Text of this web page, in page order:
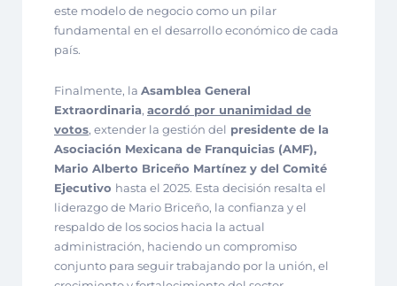
este modelo de negocio como un pilar
fundamental en el desarrollo económico de cada
país.
Finalmente, la Asamblea General
Extraordinaria, acordó por unanimidad de
votos, extender la gestión del presidente de la
Asociación Mexicana de Franquicias (AMF),
Mario Alberto Briceño Martínez y del Comité
Ejecutivo hasta el 2025. Esta decisión resalta el
liderazgo de Mario Briceño, la confianza y el
respaldo de los socios hacia la actual
administración, haciendo un compromiso
conjunto para seguir trabajando por la unión, el